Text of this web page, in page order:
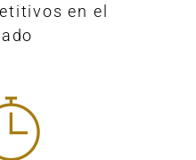
en el